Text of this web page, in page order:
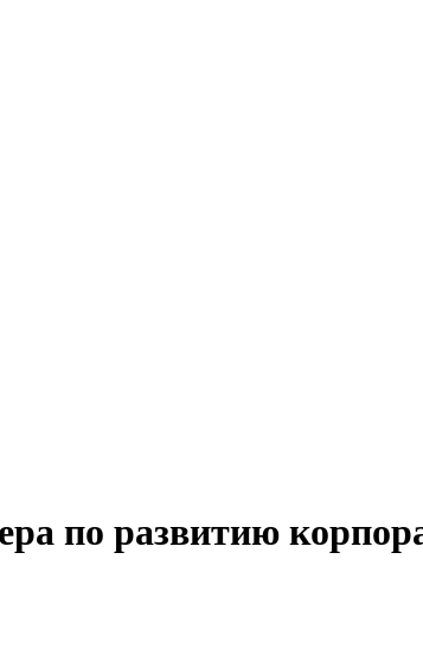
по развитию